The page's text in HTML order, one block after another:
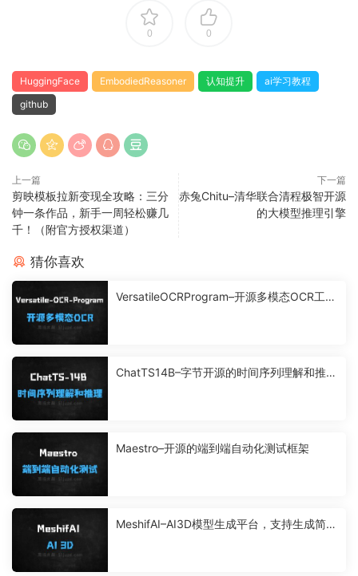
0 0
HuggingFace EmbodiedReasoner 认知提升
ai学习教程
github
上一篇
剪映模板拉新变现全攻略：三分
钟一条作品，新手一周轻松赚几
千！（附官方授权渠道）
下一篇
赤兔Chitu–清华联合清程极智开源
的大模型推理引擎
猜你喜欢
VersatileOCRProgram–开源多模态OCR工
ChatTS14B–字节开源的时间序列理解和推理
Maestro–开源的端到端自动化测试框架
MeshifAI–AI3D模型生成平台，支持生成简单